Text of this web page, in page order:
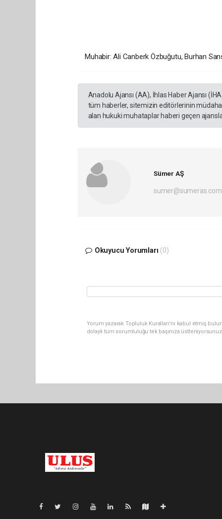
Muhabir: Ali Canberk Özbuğutu, Burhan
Anadolu Ajansı (AA), İhlas Haber Ajansı
tüm haberler, sitemizin editörlerinin
alan hukuki muhataplar haberi geçen
Sümer AŞ
sumer@sumeras.com
Okuyucu Yorumları (0)
Yorum yazarak Topluluk Kuralları’nı kabul etmiş
dolaylı tüm sorumluluğu tek başınıza